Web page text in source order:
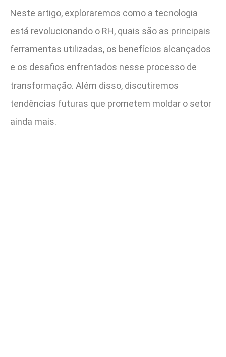
Neste artigo, exploraremos como a tecnologia
está revolucionando o RH, quais são as principais
ferramentas utilizadas, os benefícios alcançados
e os desafios enfrentados nesse processo de
transformação. Além disso, discutiremos
tendências futuras que prometem moldar o setor
ainda mais.